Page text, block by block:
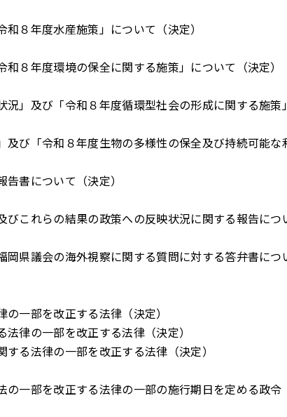
和８年度水産施策」について（決定）
和８年度環境の保全に関する施策」について（決定）
況」及び「令和８年度循環型社会の形成に関する施策
及び「令和８年度生物の多様性の保全及び持続可能な
書について（決定）
これらの結果の政策への反映状況に関する報告につ
県議会の海外視察に関する質問に対する答弁書につ
一部を改正する法律（決定）
律の一部を改正する法律（決定）
る法律の一部を改正する法律（決定）
一部を改正する法律の一部の施行期日を定める政令